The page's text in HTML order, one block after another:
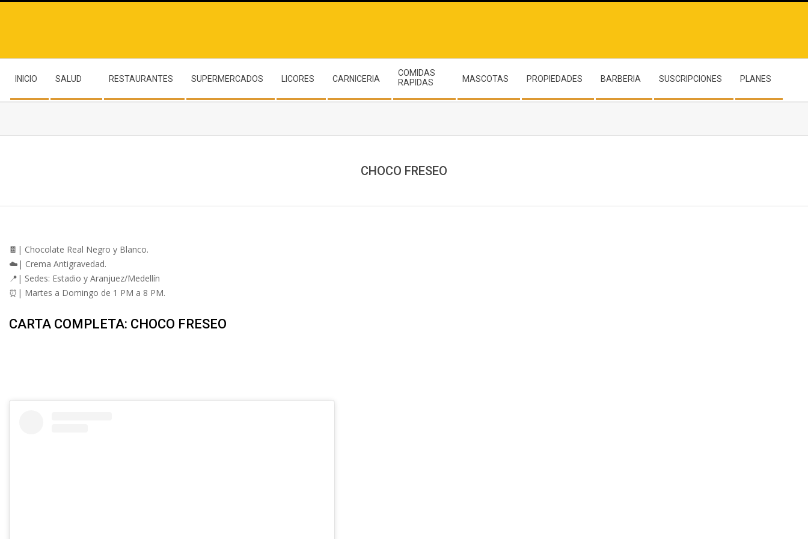
INICIO SALUD RESTAURANTES SUPERMERCADOS LICORES CARNICERIA
COMIDAS
RAPIDAS
MASCOTAS PROPIEDADES BARBERIA SUSCRIPCIONES PLANES
CHOCO FRESEO
🍫| Chocolate Real Negro y Blanco.
☁️| Crema Antigravedad.
📍| Sedes: Estadio y Aranjuez/Medellín
⏰| Martes a Domingo de 1 PM a 8 PM.
CARTA COMPLETA: CHOCO FRESEO